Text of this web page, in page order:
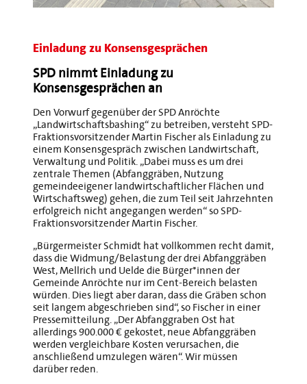
Einladung zu Konsensgesprächen
SPD nimmt Einladung zu
Konsensgesprächen an
Den Vorwurf gegenüber der SPD Anröchte
„Landwirtschaftsbashing“ zu betreiben, versteht SPD-
Fraktionsvorsitzender Martin Fischer als Einladung zu
einem Konsensgespräch zwischen Landwirtschaft,
Verwaltung und Politik. „Dabei muss es um drei
zentrale Themen (Abfanggräben, Nutzung
gemeindeeigener landwirtschaftlicher Flächen und
Wirtschaftsweg) gehen, die zum Teil seit Jahrzehnten
erfolgreich nicht angegangen werden“ so SPD-
Fraktionsvorsitzender Martin Fischer.
„Bürgermeister Schmidt hat vollkommen recht damit,
dass die Widmung/Belastung der drei Abfanggräben
West, Mellrich und Uelde die Bürger*innen der
Gemeinde Anröchte nur im Cent-Bereich belasten
würden. Dies liegt aber daran, dass die Gräben schon
seit langem abgeschrieben sind“, so Fischer in einer
Pressemitteilung. „Der Abfanggraben Ost hat
allerdings 900.000 € gekostet, neue Abfanggräben
werden vergleichbare Kosten verursachen, die
anschließend umzulegen wären“. Wir müssen
darüber reden.